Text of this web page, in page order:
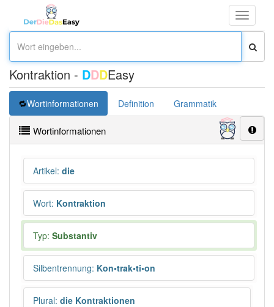
Toggle
Kontraktion - DDDEasy
Wortinformationen Definition Grammatik
Wortinformationen
Artikel: die
Wort: Kontraktion
Typ: Substantiv
Silbentrennung: Kon•trak•ti•on
Plural: die Kontraktionen